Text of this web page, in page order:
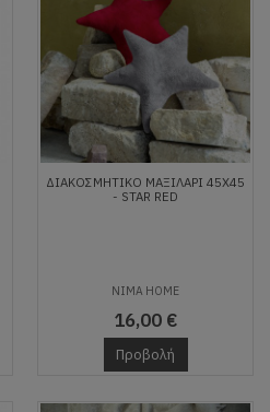
ΔΙΑΚΟΣΜΗΤΙΚΌ ΜΑΞΙΛΆΡΙ 45X45
- STAR RED
NIMA HOME
16,00 €
Προβολή